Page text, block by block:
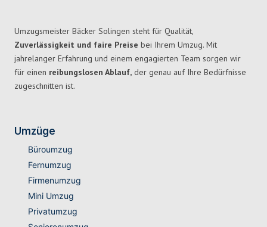
Umzugsmeister Bäcker Solingen steht für Qualität,
Zuverlässigkeit und faire Preise bei Ihrem Umzug. Mit
jahrelanger Erfahrung und einem engagierten Team sorgen wir
für einen reibungslosen Ablauf, der genau auf Ihre Bedürfnisse
zugeschnitten ist.
Umzüge
Büroumzug
Fernumzug
Firmenumzug
Mini Umzug
Privatumzug